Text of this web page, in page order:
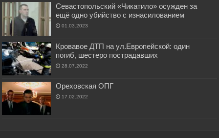
Севастопольский «Чикатило» осужден за
ещё одно убийство с изнасилованием
01.03.2023
Кровавое ДТП на ул.Европейской: один
погиб, шестеро пострадавших
28.07.2022
Ореховская ОПГ
17.02.2022